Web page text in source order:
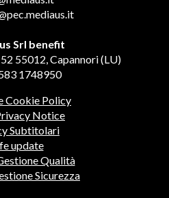
Srl benefit
55012, Capannori (LU)
1748950
Cookie Policy
Notice
Subtitolari
update
Qualità
Sicurezza